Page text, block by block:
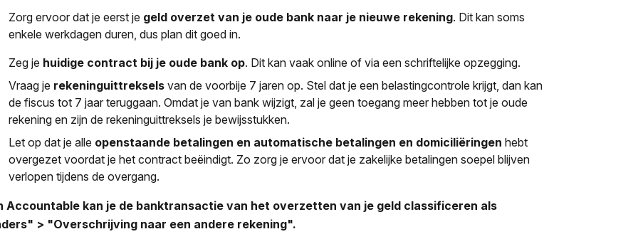
Zorg ervoor dat je eerst je geld overzet van je oude bank naar je nieuwe rekening. Dit kan soms
enkele werkdagen duren, dus plan dit goed in.
Zeg je huidige contract bij je oude bank op. Dit kan vaak online of via een schriftelijke opzegging.
Vraag je rekeninguittreksels van de voorbije 7 jaren op. Stel dat je een belastingcontrole krijgt, dan kan
de fiscus tot 7 jaar teruggaan. Omdat je van bank wijzigt, zal je geen toegang meer hebben tot je oude
rekening en zijn de rekeninguittreksels je bewijsstukken.
Let op dat je alle openstaande betalingen en automatische betalingen en domiciliëringenhebt
overgezet voordat je het contract beëindigt. Zo zorg je ervoor dat je zakelijke betalingen soepel blijven
verlopen tijdens de overgang.
Accountable kan je de banktransactie van het overzetten van je geld classificeren als
> "Overschrijving naar een andere rekening".